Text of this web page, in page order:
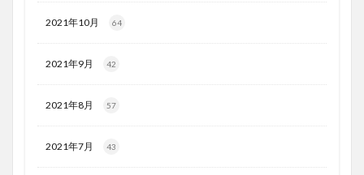
2021年10月 64
2021年9月 42
2021年8月 57
2021年7月 43